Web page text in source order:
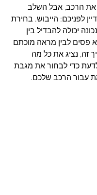
את הרכב, אבל השלב
לפניכם: הייבוש. בחירת
יכולה להבדיל בין
פסים לבין מראה מוכתם
זה, נציג את כל מה
כדי לבחור את מגבת
עבור הרכב שלכם.